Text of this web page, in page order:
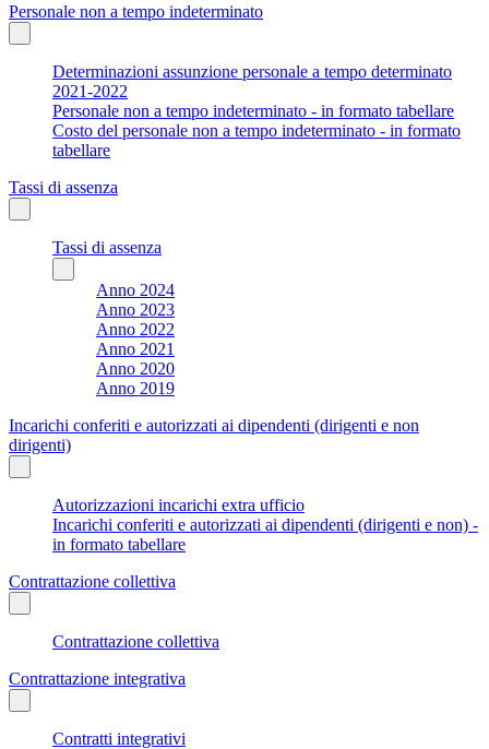
Personale non a tempo indeterminato
Determinazioni assunzione personale a tempo determinato
2021-2022
Personale non a tempo indeterminato - in formato tabellare
Costo del personale non a tempo indeterminato - in formato
tabellare
Tassi di assenza
Tassi di assenza
Anno 2024
Anno 2023
Anno 2022
Anno 2021
Anno 2020
Anno 2019
Incarichi conferiti e autorizzati ai dipendenti (dirigenti e non
dirigenti)
Autorizzazioni incarichi extra ufficio
Incarichi conferiti e autorizzati ai dipendenti (dirigenti e non) -
in formato tabellare
Contrattazione collettiva
Contrattazione collettiva
Contrattazione integrativa
Contratti integrativi